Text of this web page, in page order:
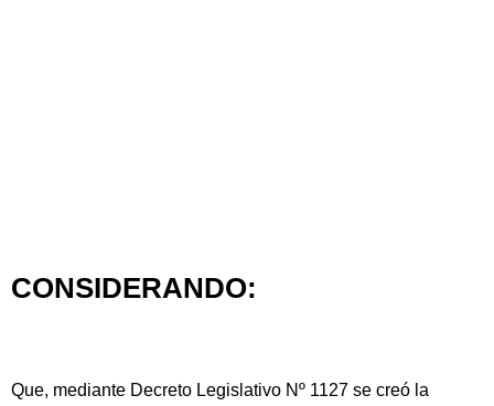
CONSIDERANDO:
Que, mediante Decreto Legislativo Nº 1127 se creó la